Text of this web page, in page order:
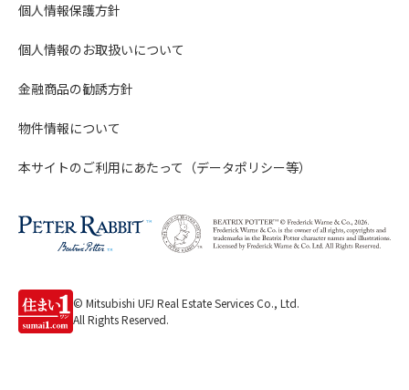
個人情報保護方針
個人情報のお取扱いについて
金融商品の勧誘方針
物件情報について
本サイトのご利用にあたって（データポリシー等）
© Mitsubishi UFJ Real Estate Services Co., Ltd.
All Rights Reserved.